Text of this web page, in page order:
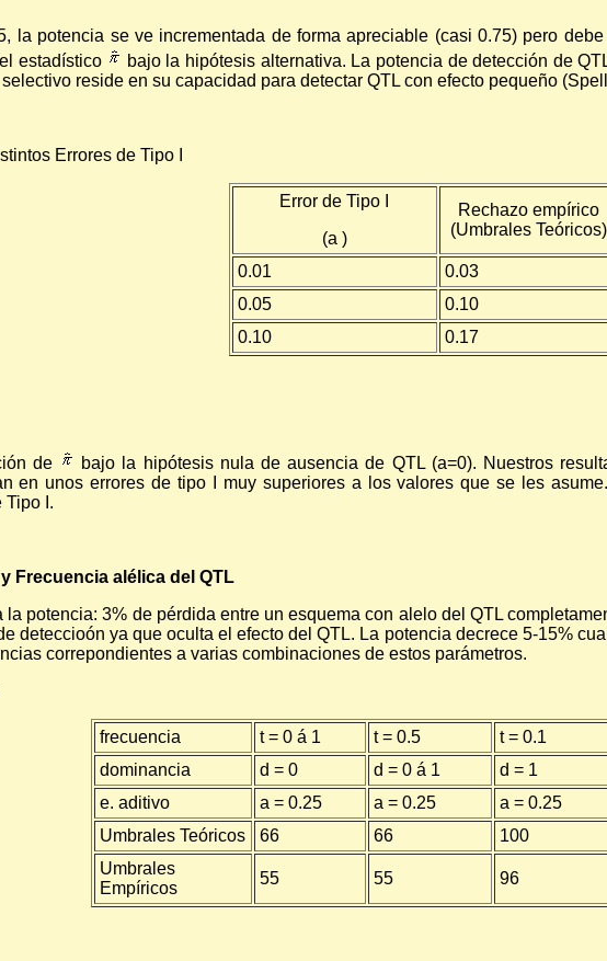
la potencia se ve incrementada de forma apreciable (casi 0.75) pero
estadístico
bajo la hipótesis alternativa. La potencia de detección de
reside en su capacidad para detectar QTL con efecto pequeño
Errores de Tipo I
Error de Tipo I
(a )
Rechazo empírico
(Umbrales Teóricos)
0.01
0.03
0.05
0.10
0.10
0.17
de
bajo la hipótesis nula de ausencia de QTL (a=0). Nuestros
en unos errores de tipo I muy superiores a los valores que se les
Tipo I.
Frecuencia alélica del QTL
la potencia: 3% de pérdida entre un esquema con alelo del QTL
deteccioón ya que oculta el efecto del QTL. La potencia decrece 5-15%
correpondientes a varias combinaciones de estos parámetros.
frecuencia t = 0 á 1 t = 0.5 t = 0.1
dominancia
d = 0 d = 0 á 1 d = 1
e. aditivo
a = 0.25 a = 0.25 a = 0.25
Umbrales Teóricos
66 66 100
Umbrales
Empíricos
55 55 96